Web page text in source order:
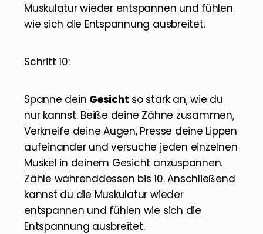
Muskulatur wieder entspannen und fühlen
wie sich die Entspannung ausbreitet.
Schritt 10:
Spanne dein Gesicht so stark an, wie du
nur kannst. Beiße deine Zähne zusammen,
Verkneife deine Augen, Presse deine Lippen
aufeinander und versuche jeden einzelnen
Muskel in deinem Gesicht anzuspannen.
Zähle währenddessen bis 10. Anschließend
kannst du die Muskulatur wieder
entspannen und fühlen wie sich die
Entspannung ausbreitet.